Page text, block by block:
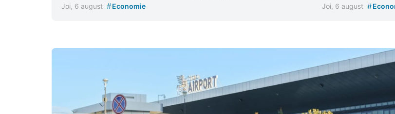
Joi, 6 august #Economie Joi, 6 august #